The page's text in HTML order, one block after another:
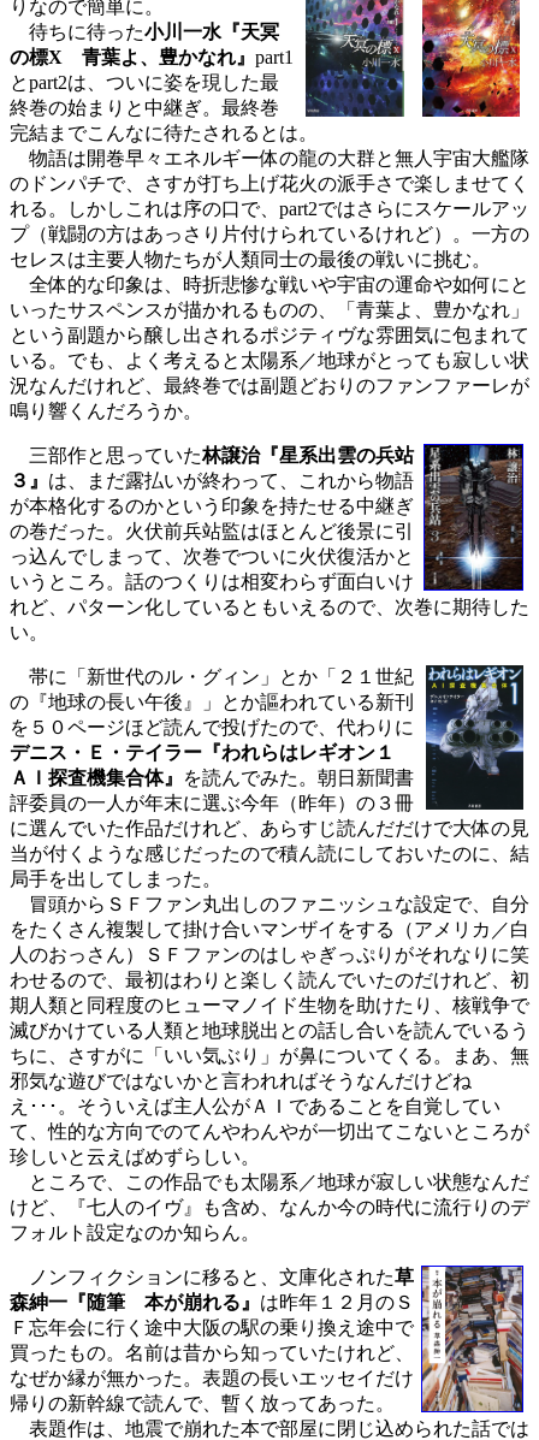
りなので簡単に。
待ちに待った小川一水『天冥
の標X 青葉よ、豊かなれ』 part1
とpart2は、ついに姿を現した最
終巻の始まりと中継ぎ。最終巻
完結までこんなに待たされるとは。
物語は開巻早々エネルギー体の龍の大群と無人宇宙大艦隊
のドンパチで、さすが打ち上げ花火の派手さで楽しませてく
れる。しかしこれは序の口で、part2ではさらにスケールアッ
プ（戦闘の方はあっさり片付けられているけれど）。一方の
セレスは主要人物たちが人類同士の最後の戦いに挑む。
全体的な印象は、時折悲惨な戦いや宇宙の運命や如何にと
いったサスペンスが描かれるものの、「青葉よ、豊かなれ」
という副題から醸し出されるポジティヴな雰囲気に包まれて
いる。でも、よく考えると太陽系／地球がとっても寂しい状
況なんだけれど、最終巻では副題どおりのファンファーレが
鳴り響くんだろうか。
三部作と思っていた林譲治『星系出雲の兵站
３』 は、まだ露払いが終わって、これから物語
が本格化するのかという印象を持たせる中継ぎ
の巻だった。火伏前兵站監はほとんど後景に引
っ込んでしまって、次巻でついに火伏復活かと
いうところ。話のつくりは相変わらず面白いけ
れど、パターン化しているともいえるので、次巻に期待した
い。
帯に「新世代のル・グィン」とか「２１世紀
の『地球の長い午後』」とか謳われている新刊
を５０ページほど読んで投げたので、代わりに
デニス・Ｅ・テイラー『われらはレギオン１
ＡＩ探査機集合体』
を読んでみた。朝日新聞書
評委員の一人が年末に選ぶ今年（昨年）の３冊
に選んでいた作品だけれど、あらすじ読んだだけで大体の見
当が付くような感じだったので積ん読にしておいたのに、結
局手を出してしまった。
冒頭からＳＦファン丸出しのファニッシュな設定で、自分
をたくさん複製して掛け合いマンザイをする（アメリカ／白
人のおっさん）ＳＦファンのはしゃぎっぷりがそれなりに笑
わせるので、最初はわりと楽しく読んでいたのだけれど、初
期人類と同程度のヒューマノイド生物を助けたり、核戦争で
滅びかけている人類と地球脱出との話し合いを読んでいるう
ちに、さすがに「いい気ぶり」が鼻についてくる。まあ、無
邪気な遊びではないかと言われればそうなんだけどね
え･･･。そういえば主人公がＡＩであることを自覚してい
て、性的な方向でのてんやわんやが一切出てこないところが
珍しいと云えばめずらしい。
ところで、この作品でも太陽系／地球が寂しい状態なんだ
けど、『七人のイヴ』も含め、なんか今の時代に流行りのデ
フォルト設定なのか知らん。
ノンフィクションに移ると、文庫化された草
森紳一『随筆 本が崩れる』 は昨年１２月のＳ
Ｆ忘年会に行く途中大阪の駅の乗り換え途中で
買ったもの。名前は昔から知っていたけれど、
なぜか縁が無かった。表題の長いエッセイだけ
帰りの新幹線で読んで、暫く放ってあった。
表題作は、地震で崩れた本で部屋に閉じ込められた話では